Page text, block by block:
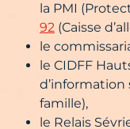
la PMI
92 (Caisse
le
le CIDFF
d’information
famille),
le Relais